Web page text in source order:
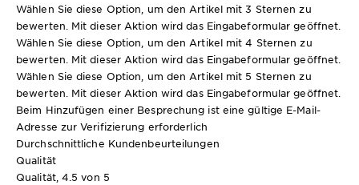
Wählen Sie diese Option, um den Artikel mit 3 Sternen zu
bewerten. Mit dieser Aktion wird das Eingabeformular geöffnet.
Wählen Sie diese Option, um den Artikel mit 4 Sternen zu
bewerten. Mit dieser Aktion wird das Eingabeformular geöffnet.
Wählen Sie diese Option, um den Artikel mit 5 Sternen zu
bewerten. Mit dieser Aktion wird das Eingabeformular geöffnet.
Beim Hinzufügen einer Besprechung ist eine gültige E-Mail-
Adresse zur Verifizierung erforderlich
Durchschnittliche Kundenbeurteilungen
Qualität
Qualität, 4.5 von 5